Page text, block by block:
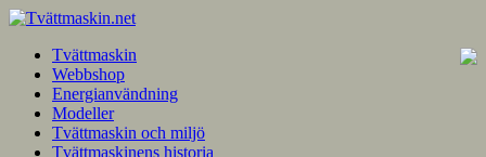
Tvättmaskin
Webbshop
Energianvändning
Modeller
Tvättmaskin och miljö
Tvättmaskinens historia